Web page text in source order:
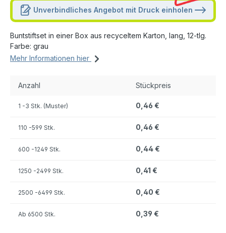
Unverbindliches Angebot mit Druck einholen
Buntstiftset in einer Box aus recyceltem Karton, lang, 12-tlg.
Farbe: grau
Mehr Informationen hier
Anzahl Stückpreis
1 -3 Stk. (Muster) 0,46 €
110 -599 Stk. 0,46 €
600 -1249 Stk. 0,44 €
1250 -2499 Stk. 0,41 €
2500 -6499 Stk. 0,40 €
Ab 6500 Stk. 0,39 €